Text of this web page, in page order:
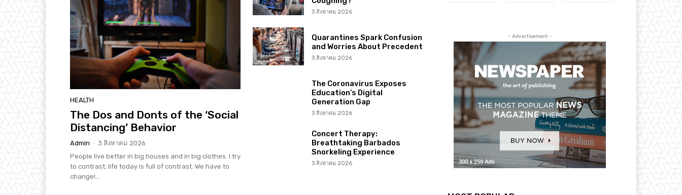
HEALTH
The Dos and Donts of the ‘Social
Distancing’ Behavior
Admin - 3 สิงหาคม 2026
People live better in big houses and in big clothes. I try
to contrast; life today is full of contrast. We have to
change!...
3 สิงหาคม 2026
Quarantines Spark Confusion
and Worries About Precedent
3 สิงหาคม 2026
The Coronavirus Exposes
Education’s Digital
Generation Gap
3 สิงหาคม 2026
Concert Therapy:
Breathtaking Barbados
Snorkeling Experience
3 สิงหาคม 2026
- Advertisement -